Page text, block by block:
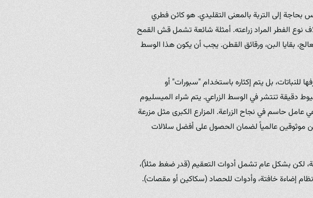
بحاجة إلى التربة بالمعنى التقليدي. هو كائن فطري
نوع الفطر المراد زراعته. أمثلة شائعة تشمل قش القمح
بقايا البن، ورقائق القطن. يجب أن يكون هذا الوسط
للنباتات، بل يتم إكثاره باستخدام "سبورات" أو
دقيقة تنتشر في الوسط الزراعي. يتم شراء الميسليوم
حاسم في نجاح الزراعة. المزارع الكبرى مثل مزرعة
موثوقين عالمياً لضمان الحصول على أفضل سلالات
لكن بشكل عام تشمل أدوات التعقيم (قدر ضغط مثلاً)،
نظام إضاءة خافتة، وأدوات للحصاد (سكاكين أو مقصات).